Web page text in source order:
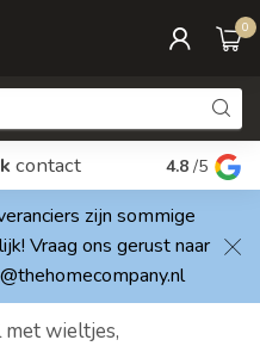
0
contact Elke dag
4.8 /5
zijn sommige
Vraag ons gerust naar
wieltjes,